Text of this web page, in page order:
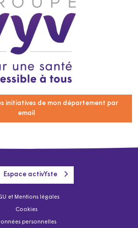
initiatives de mon département par
email
et Mentions légales
Cookies
personnelles
Espace activYste